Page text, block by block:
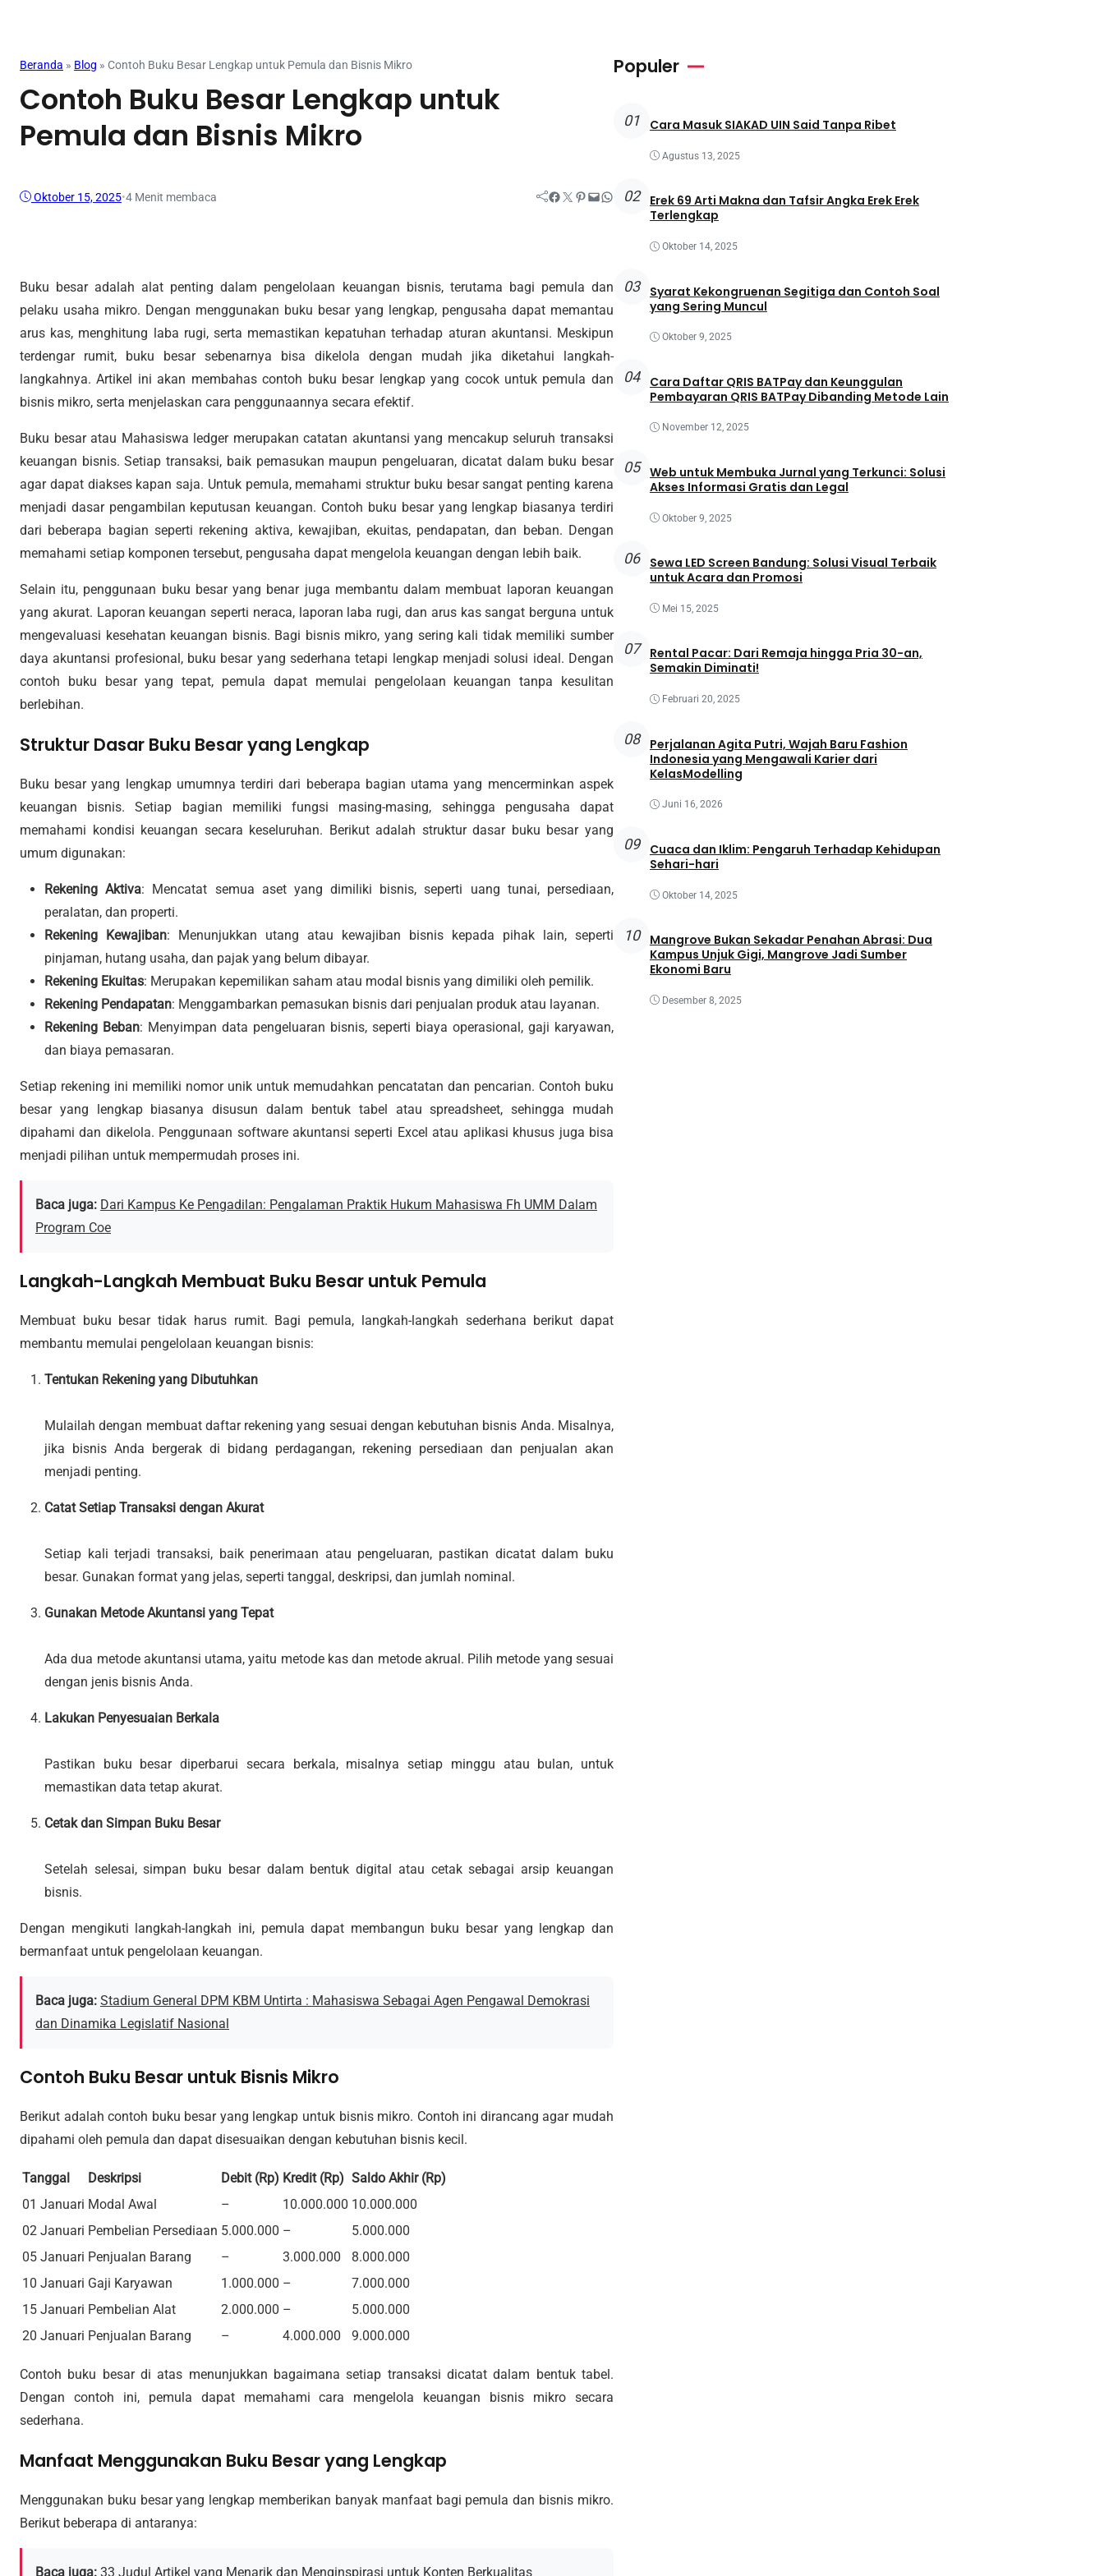
Beranda » Blog » Contoh Buku Besar Lengkap untuk Pemula dan Bisnis Mikro
Contoh Buku Besar Lengkap untuk
Pemula dan Bisnis Mikro
Oktober 15, 2025•4 Menit membaca Facebook Twitter Pinterest Mail WhatsApp
Buku besar adalah alat penting dalam pengelolaan keuangan bisnis, terutama bagi pemula dan
pelaku usaha mikro. Dengan menggunakan buku besar yang lengkap, pengusaha dapat memantau
arus kas, menghitung laba rugi, serta memastikan kepatuhan terhadap aturan akuntansi. Meskipun
terdengar rumit, buku besar sebenarnya bisa dikelola dengan mudah jika diketahui langkah-
langkahnya. Artikel ini akan membahas contoh buku besar lengkap yang cocok untuk pemula dan
bisnis mikro, serta menjelaskan cara penggunaannya secara efektif.
Buku besar atau Mahasiswa ledger merupakan catatan akuntansi yang mencakup seluruh transaksi
keuangan bisnis. Setiap transaksi, baik pemasukan maupun pengeluaran, dicatat dalam buku besar
agar dapat diakses kapan saja. Untuk pemula, memahami struktur buku besar sangat penting karena
menjadi dasar pengambilan keputusan keuangan. Contoh buku besar yang lengkap biasanya terdiri
dari beberapa bagian seperti rekening aktiva, kewajiban, ekuitas, pendapatan, dan beban. Dengan
memahami setiap komponen tersebut, pengusaha dapat mengelola keuangan dengan lebih baik.
Selain itu, penggunaan buku besar yang benar juga membantu dalam membuat laporan keuangan
yang akurat. Laporan keuangan seperti neraca, laporan laba rugi, dan arus kas sangat berguna untuk
mengevaluasi kesehatan keuangan bisnis. Bagi bisnis mikro, yang sering kali tidak memiliki sumber
daya akuntansi profesional, buku besar yang sederhana tetapi lengkap menjadi solusi ideal. Dengan
contoh buku besar yang tepat, pemula dapat memulai pengelolaan keuangan tanpa kesulitan
berlebihan.
Struktur Dasar Buku Besar yang Lengkap
Buku besar yang lengkap umumnya terdiri dari beberapa bagian utama yang mencerminkan aspek
keuangan bisnis. Setiap bagian memiliki fungsi masing-masing, sehingga pengusaha dapat
memahami kondisi keuangan secara keseluruhan. Berikut adalah struktur dasar buku besar yang
umum digunakan:
Rekening Aktiva: Mencatat semua aset yang dimiliki bisnis, seperti uang tunai, persediaan,
peralatan, dan properti.
Rekening Kewajiban: Menunjukkan utang atau kewajiban bisnis kepada pihak lain, seperti
pinjaman, hutang usaha, dan pajak yang belum dibayar.
Rekening Ekuitas: Merupakan kepemilikan saham atau modal bisnis yang dimiliki oleh pemilik.
Rekening Pendapatan: Menggambarkan pemasukan bisnis dari penjualan produk atau layanan.
Rekening Beban: Menyimpan data pengeluaran bisnis, seperti biaya operasional, gaji karyawan,
dan biaya pemasaran.
Setiap rekening ini memiliki nomor unik untuk memudahkan pencatatan dan pencarian. Contoh buku
besar yang lengkap biasanya disusun dalam bentuk tabel atau spreadsheet, sehingga mudah
dipahami dan dikelola. Penggunaan software akuntansi seperti Excel atau aplikasi khusus juga bisa
menjadi pilihan untuk mempermudah proses ini.
Baca juga: Dari Kampus Ke Pengadilan: Pengalaman Praktik Hukum Mahasiswa Fh UMM Dalam
Program Coe
Langkah-Langkah Membuat Buku Besar untuk Pemula
Membuat buku besar tidak harus rumit. Bagi pemula, langkah-langkah sederhana berikut dapat
membantu memulai pengelolaan keuangan bisnis:
Tentukan Rekening yang Dibutuhkan
Mulailah dengan membuat daftar rekening yang sesuai dengan kebutuhan bisnis Anda. Misalnya,
jika bisnis Anda bergerak di bidang perdagangan, rekening persediaan dan penjualan akan
menjadi penting.
Catat Setiap Transaksi dengan Akurat
Setiap kali terjadi transaksi, baik penerimaan atau pengeluaran, pastikan dicatat dalam buku
besar. Gunakan format yang jelas, seperti tanggal, deskripsi, dan jumlah nominal.
Gunakan Metode Akuntansi yang Tepat
Ada dua metode akuntansi utama, yaitu metode kas dan metode akrual. Pilih metode yang sesuai
dengan jenis bisnis Anda.
Lakukan Penyesuaian Berkala
Pastikan buku besar diperbarui secara berkala, misalnya setiap minggu atau bulan, untuk
memastikan data tetap akurat.
Cetak dan Simpan Buku Besar
Setelah selesai, simpan buku besar dalam bentuk digital atau cetak sebagai arsip keuangan
bisnis.
Dengan mengikuti langkah-langkah ini, pemula dapat membangun buku besar yang lengkap dan
bermanfaat untuk pengelolaan keuangan.
Baca juga: Stadium General DPM KBM Untirta : Mahasiswa Sebagai Agen Pengawal Demokrasi
dan Dinamika Legislatif Nasional
Contoh Buku Besar untuk Bisnis Mikro
Berikut adalah contoh buku besar yang lengkap untuk bisnis mikro. Contoh ini dirancang agar mudah
dipahami oleh pemula dan dapat disesuaikan dengan kebutuhan bisnis kecil.
Tanggal Deskripsi Debit (Rp) Kredit (Rp) Saldo Akhir (Rp)
01 Januari Modal Awal – 10.000.000 10.000.000
02 Januari Pembelian Persediaan 5.000.000 –
5.000.000
05 Januari Penjualan Barang – 3.000.000
8.000.000
10 Januari Gaji Karyawan 1.000.000 –
7.000.000
15 Januari Pembelian Alat 2.000.000 –
5.000.000
20 Januari Penjualan Barang – 4.000.000 9.000.000
Contoh buku besar di atas menunjukkan bagaimana setiap transaksi dicatat dalam bentuk tabel.
Dengan contoh ini, pemula dapat memahami cara mengelola keuangan bisnis mikro secara
sederhana.
Manfaat Menggunakan Buku Besar yang Lengkap
Menggunakan buku besar yang lengkap memberikan banyak manfaat bagi pemula dan bisnis mikro.
Berikut beberapa di antaranya:
Baca juga: 33 Judul Artikel yang Menarik dan Menginspirasi untuk Konten Berkualitas
Populer
01 Cara Masuk SIAKAD UIN Said Tanpa Ribet
Agustus 13, 2025
02
Erek 69 Arti Makna dan Tafsir Angka Erek Erek
Terlengkap
Oktober 14, 2025
03
Syarat Kekongruenan Segitiga dan Contoh Soal
yang Sering Muncul
Oktober 9, 2025
04
Cara Daftar QRIS BATPay dan Keunggulan
Pembayaran QRIS BATPay Dibanding Metode Lain
November 12, 2025
05
Web untuk Membuka Jurnal yang Terkunci: Solusi
Akses Informasi Gratis dan Legal
Oktober 9, 2025
06
Sewa LED Screen Bandung: Solusi Visual Terbaik
untuk Acara dan Promosi
Mei 15, 2025
07
Rental Pacar: Dari Remaja hingga Pria 30-an,
Semakin Diminati!
Februari 20, 2025
08
Perjalanan Agita Putri, Wajah Baru Fashion
Indonesia yang Mengawali Karier dari
KelasModelling
Juni 16, 2026
09
Cuaca dan Iklim: Pengaruh Terhadap Kehidupan
Sehari-hari
Oktober 14, 2025
10
Mangrove Bukan Sekadar Penahan Abrasi: Dua
Kampus Unjuk Gigi, Mangrove Jadi Sumber
Ekonomi Baru
Desember 8, 2025